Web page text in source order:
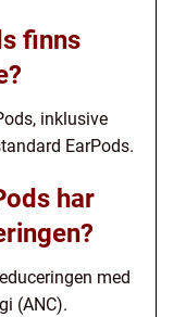
finns
inklusive
EarPods.
har
med
(ANC).